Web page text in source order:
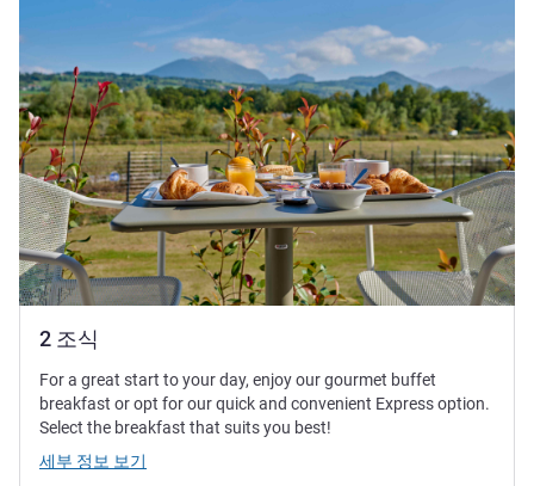
2 조식
For a great start to your day, enjoy our gourmet buffet
breakfast or opt for our quick and convenient Express option.
Select the breakfast that suits you best!
세부 정보 보기